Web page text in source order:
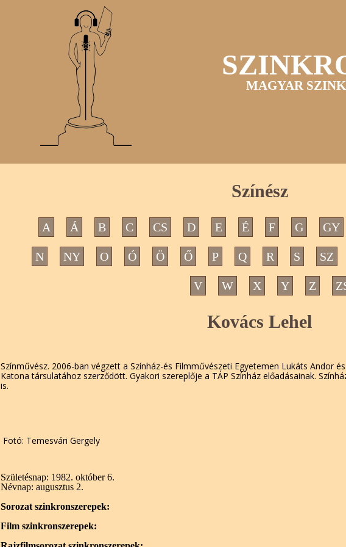
MAGYAR
Színész
A Á B C CS D E É F G GY
N NY O Ó Ö Ő P Q R S SZ
V W X Y Z
Kovács Lehel
Színművész. 2006-ban végzett a Színház-és Filmművészeti Egyetemen Lukáts Andor
Katona társulatához szerződött. Gyakori szereplője a TÁP Színház előadásainak.
is.
Fotó: Temesvári Gergely
Születésnap: 1982. október 6.
Névnap: augusztus 2.
Sorozat szinkronszerepek:
Film szinkronszerepek: